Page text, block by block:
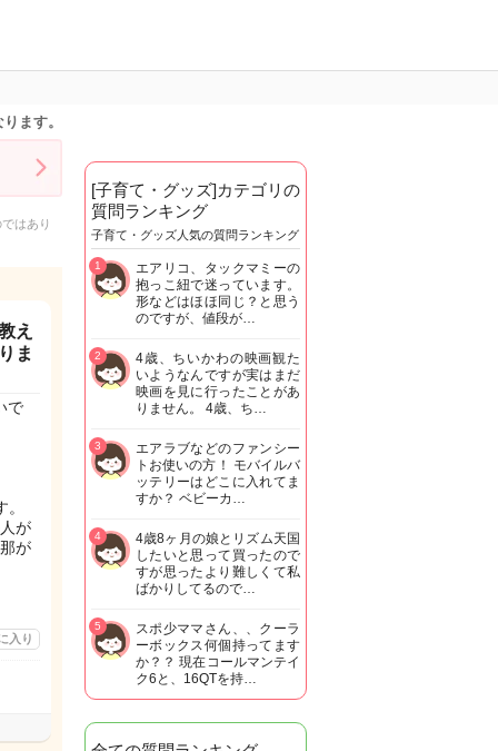
ます。
はあり
え
ま
で
が
が
入り
[子育て・グッズ]カテゴリの
質問ランキング
子育て・グッズ人気の質問ランキング
エアリコ、タックマミーの
抱っこ紐で迷っています。
形などはほほ同じ？と思う
のですが、値段が…
1
4歳、ちいかわの映画観た
いようなんですが実はまだ
映画を見に行ったことがあ
りません。 4歳、ち…
2
エアラブなどのファンシー
トお使いの方！ モバイルバ
ッテリーはどこに入れてま
すか？ ベビーカ…
3
4歳8ヶ月の娘とリズム天国
したいと思って買ったので
すが思ったより難しくて私
ばかりしてるので…
4
スポ少ママさん、、クーラ
ーボックス何個持ってます
か？？ 現在コールマンテイ
ク6と、16QTを持…
5